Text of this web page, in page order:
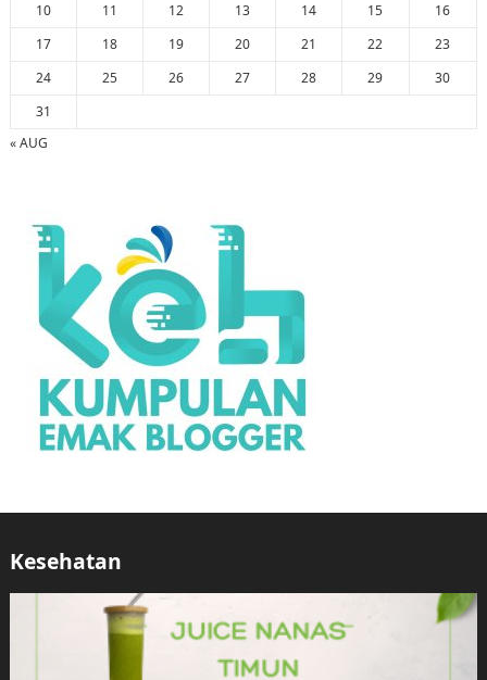
10
11 12 13 14 15
16
17
18 19 20 21 22
23
24
25 26 27 28 29
30
31
« AUG
Kesehatan